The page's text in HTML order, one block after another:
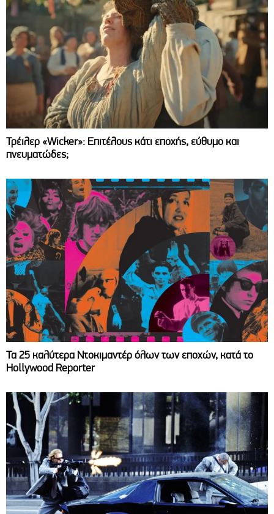
Τρέιλερ «Wicker»: Επιτέλους κάτι εποχής, εύθυμο και
πνευματώδες;
Τα 25 καλύτερα Ντοκιμαντέρ όλων των εποχών, κατά το
Hollywood Reporter